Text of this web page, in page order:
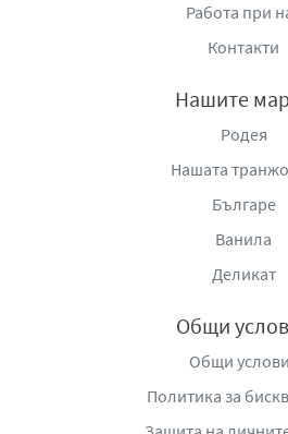
Работа при
Контакти
Нашите
Родея
Нашата
Българе
Ванила
Деликат
Общи
Общи
Политика за